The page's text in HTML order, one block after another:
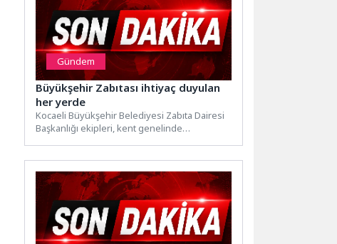
Gündem
Büyükşehir Zabıtası ihtiyaç duyulan
her yerde
Kocaeli Büyükşehir Belediyesi Zabıta Dairesi
Başkanlığı ekipleri, kent genelinde